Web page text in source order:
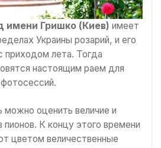
имени Гришко (Киев) имеет
Украины розарий, и его
приходом лета. Тогда
настоящим раем для
оценить величие и
пионов. К концу этого времени
цветом величественные